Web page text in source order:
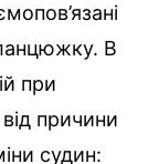
В
при
причини
судин: